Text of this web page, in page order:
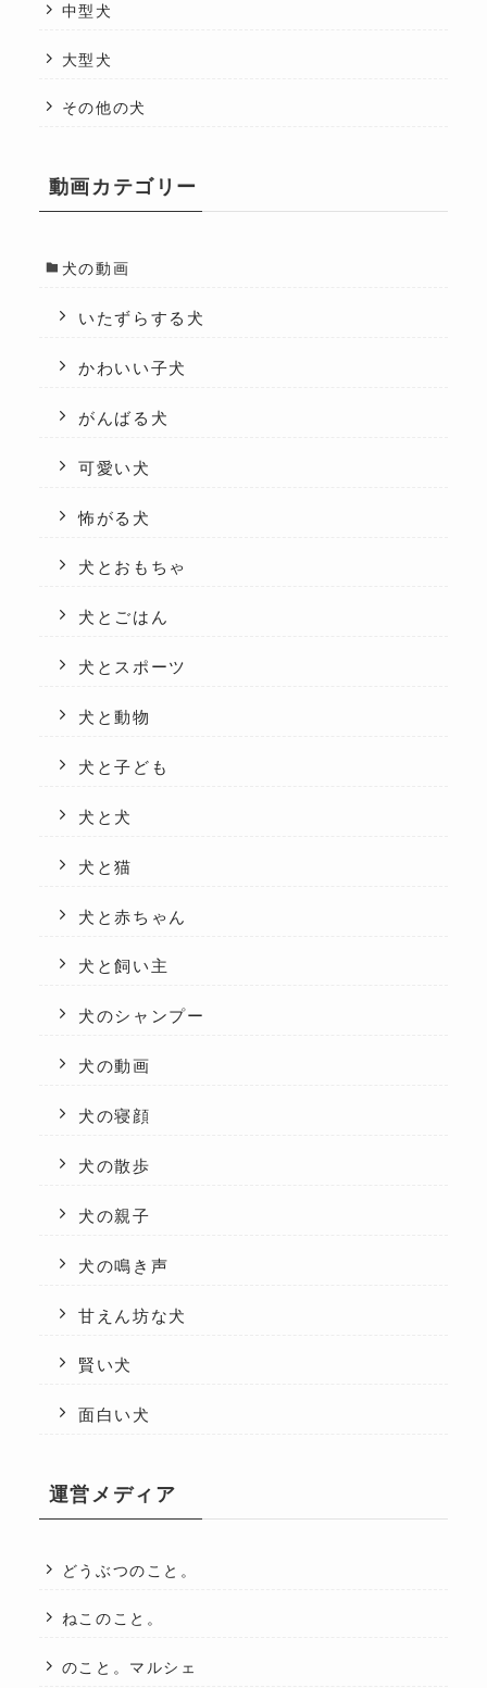
中型犬
大型犬
その他の犬
動画カテゴリー
犬の動画
いたずらする犬
かわいい子犬
がんばる犬
可愛い犬
怖がる犬
犬とおもちゃ
犬とごはん
犬とスポーツ
犬と動物
犬と子ども
犬と犬
犬と猫
犬と赤ちゃん
犬と飼い主
犬のシャンプー
犬の動画
犬の寝顔
犬の散歩
犬の親子
犬の鳴き声
甘えん坊な犬
賢い犬
面白い犬
運営メディア
どうぶつのこと。
ねこのこと。
のこと。マルシェ